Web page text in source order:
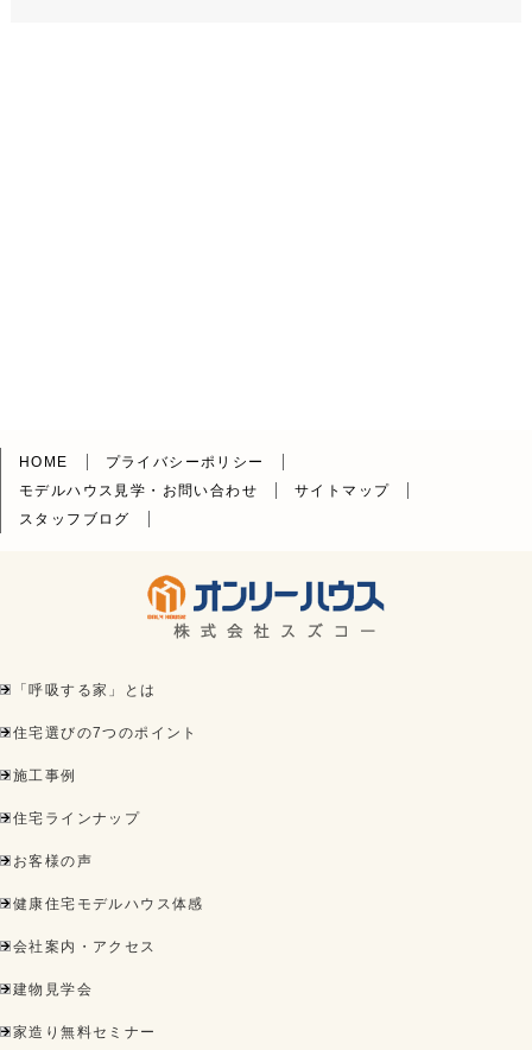
HOME
プライバシーポリシー
モデルハウス見学・お問い合わせ
サイトマップ
スタッフブログ
「呼吸する家」とは
住宅選びの7つのポイント
施工事例
住宅ラインナップ
お客様の声
健康住宅モデルハウス体感
会社案内・アクセス
建物見学会
家造り無料セミナー